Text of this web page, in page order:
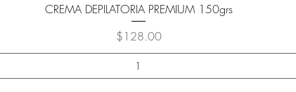
Vista rápida
CREMA DEPILATORIA PREMIUM 150grs
Precio
$128.00